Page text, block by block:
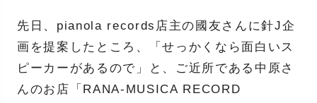
先日、pianola records店主の國友さんに針J企
画を提案したところ、「せっかくなら面白いス
ピーカーがあるので」と、ご近所である中原さ
んのお店「RANA-MUSICA RECORD